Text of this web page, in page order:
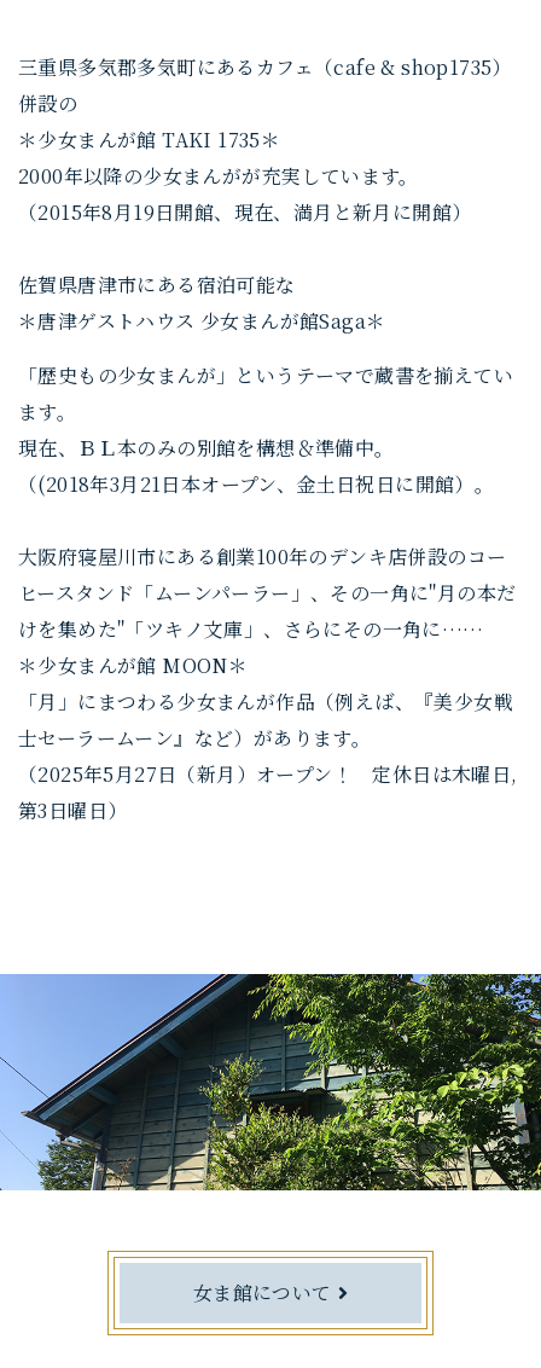
三重県多気郡多気町にある カフェ（cafe & shop1735）
併設の
＊少女まんが館 TAKI 1735＊
2000年以降の少女まんがが充実しています。
（2015年8月19日開館、現在、満月と新月に開館）
佐賀県唐津市にある宿泊可能な
＊唐津ゲストハウス 少女まんが館Saga＊
「歴史もの少女まんが」というテーマで蔵書を揃えてい
ます。
現在、ＢＬ本のみの別館を構想＆準備中。
（(2018年3月21日本オープン、金土日祝日に開館）。
大阪府寝屋川市にある創業100年のデンキ店併設のコー
ヒースタンド「ムーンパーラー」、その一角に"月の本だ
けを集めた"「ツキノ文庫」、さらにその一角に……
＊少女まんが館 MOON＊
「月」にまつわる少女まんが作品（例えば、『美少女戦
士セーラームーン』など）があります。
（2025年5月27日（新月）オープン！ 定休日は木曜日,
第3日曜日）
女ま館について